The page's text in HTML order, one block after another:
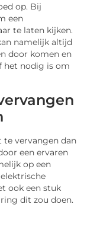
op. Bij
een
te laten kijken.
namelijk altijd
door komen en
het nodig is om
te vervangen dan
een ervaren
op een
ook een stuk
dit zou doen.